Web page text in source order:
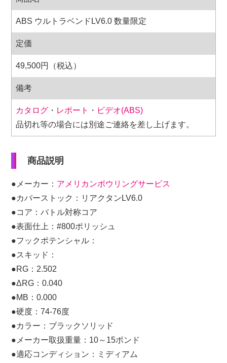
ABS ウルトラベンドLV6.0 数量限定
定価
49,500円（税込）
備考
カタログ ・ レポート ・ ビデオ(ABS)
品切れ等の場合には別途ご連絡を差し上げます。
商品説明
●メーカー： アメリカンボウリングサービス
●カバーストック：リアクタンLV6.0
●コア：バトル対称コア
●表面仕上：#800ポリッシュ
●フックポテンシャル：
●スキッド：
●RG：2.502
●ΔRG：0.040
●MB：0.000
●硬度：74-76度
●カラー：ブラックソリッド
●メーカー取扱重量：10～15ポンド
●適応コンディション：ミディアム